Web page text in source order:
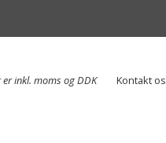
Kontakt os
er inkl. moms og DDK